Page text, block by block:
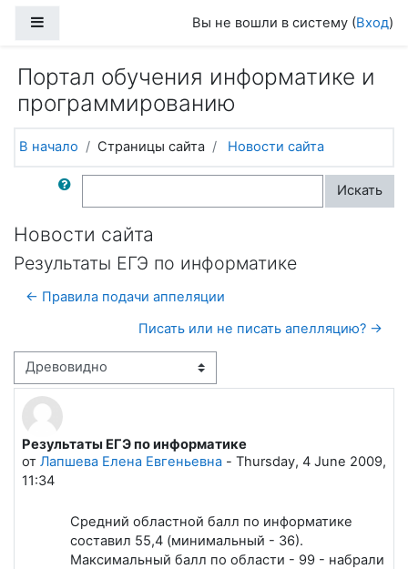
Вы не вошли в систему (Вход)
Портал обучения информатике и
программированию
В начало Страницы сайта Новости сайта
Поиск по форумам Искать
Новости сайта
Результаты ЕГЭ по информатике
← Правила подачи аппеляции
Писать или не писать апелляцию? →
Режим отображения
Результаты ЕГЭ по информатике
от Лапшева Елена Евгеньевна - Thursday, 4 June 2009,
11:34
Количество ответов: 0
Средний областной балл по информатике
составил 55,4 (минимальный - 36).
Максимальный балл по области - 99 - набрали